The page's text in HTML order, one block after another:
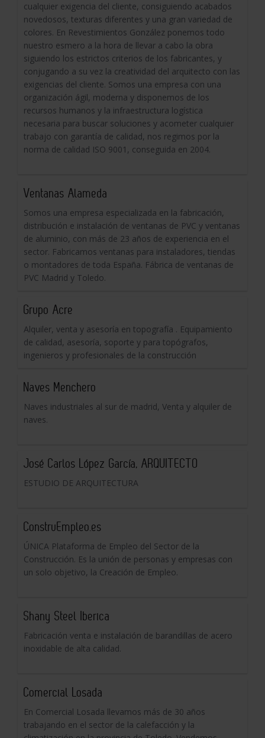
cualquier exigencia del cliente, consiguiendo acabados
novedosos, texturas diferentes y una gran variedad de
colores. En Revestimientos González ponemos todo
nuestro esmero a la hora de llevar a cabo la obra
siguiendo los estrictos criterios de los fabricantes, y
conjugando a su vez la creatividad del arquitecto con las
exigencias del cliente. Somos una empresa con una
organización ágil, moderna y disponemos de los
recursos humanos y la infraestructura logística
necesaria para buscar soluciones y acometer cualquier
trabajo con garantía de calidad, nos regimos por la
norma de calidad ISO 9001, conseguida en 2004.
Ventanas Alameda
Somos una empresa especializada en la fabricación,
distribución e instalación de ventanas de PVC y ventanas
de aluminio, con más de 23 años de experiencia en el
sector. Fabricamos ventanas para instaladores, tiendas
o montadores de toda España. Fábrica de ventanas de
PVC Madrid y Toledo.
Grupo Acre
Alquiler, venta y asesoría en topografía . Equipamiento
de calidad, asesoría, soporte y para topógrafos,
ingenieros y profesionales de la construcción
Naves Menchero
Naves industriales al sur de madrid, Venta y alquiler de
naves.
José Carlos López García, ARQUITECTO
ESTUDIO DE ARQUITECTURA
ConstruEmpleo.es
ÚNICA Plataforma de Empleo del Sector de la
Construcción. Es la unión de personas y empresas con
un solo objetivo, la Creación de Empleo.
Shany Steel Iberica
Fabricación venta e instalación de barandillas de acero
inoxidable de alta calidad.
Comercial Losada
En Comercial Losada llevamos más de 30 años
trabajando en el sector de la calefacción y la